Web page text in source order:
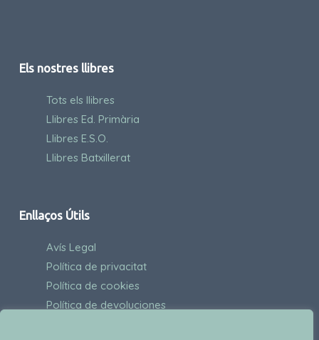
Els nostres llibres
Tots els llibres
Llibres Ed. Primària
Llibres E.S.O.
Llibres Batxillerat
Enllaços Útils
Avís Legal
Política de privacitat
Política de cookies
Política de devoluciones